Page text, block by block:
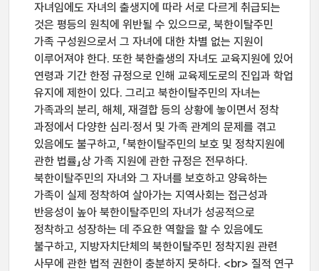
자녀임에도 자녀의 출생지에 따라 서로 다르게 취급되는
것은 평등의 원칙에 위반될 수 있으므로, 북한이탈주민
가족 구성원으로서 그 자녀에 대한 차별 없는 지원이
이루어져야 한다. 또한 북한출생의 자녀도 교육지원에 있어
연령과 기간 한정 규정으로 인해 교육제도로의 진입과 학업
유지에 제한이 있다. 그리고 북한이탈주민의 자녀는
가족과의 분리, 해체, 재결합 등의 상황에 놓이면서 정착
과정에서 다양한 심리·정서 및 가족 관계의 문제를 겪고
있음에도 불구하고, 「북한이탈주민의 보호 및 정착지원에
관한 법률」상 가족 지원에 관한 규정은 전무하다.
북한이탈주민의 자녀와 그 자녀를 보호하고 양육하는
가족이 실제 정착하여 살아가는 지역사회는 접근성과
반응성이 높아 북한이탈주민의 자녀가 성공적으로
정착하고 성장하는 데 주요한 역할을 할 수 있음에도
불구하고, 지방자치단체의 북한이탈주민 정착지원 관련
사무에 관한 법적 권한이 충분하지 못하다. <br> 질적 연구